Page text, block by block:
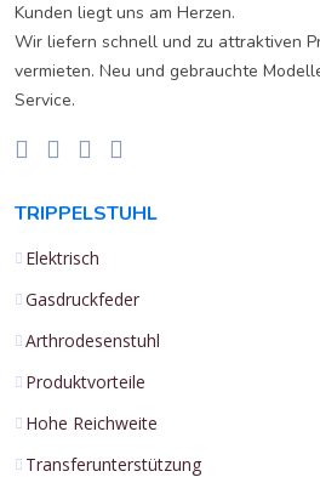
Kunden liegt uns am Herzen.
Wir liefern schnell und zu attraktiven
vermieten. Neu und gebrauchte
Service.
TRIPPELSTUHL
Elektrisch
Gasdruckfeder
Arthrodesenstuhl
Produktvorteile
Hohe Reichweite
Transferunterstützung